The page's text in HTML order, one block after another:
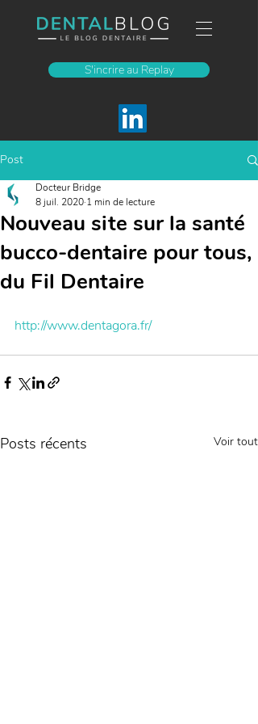
S'incrire au Replay
Post
Nouveau site sur la santé
bucco-dentaire pour tous,
du Fil Dentaire
Docteur Bridge
8 juil. 2020 1 min de lecture
http://www.dentagora.fr/
Posts récents Voir tout